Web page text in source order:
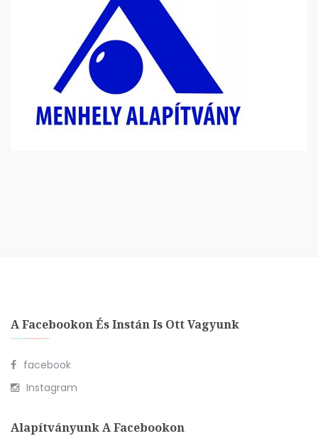
A Facebookon És Instán Is Ott Vagyunk
facebook
Instagram
Alapítványunk A Facebookon